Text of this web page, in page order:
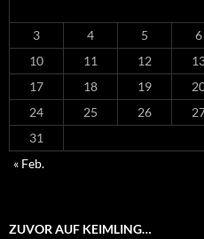
3
4 5 6
10
11 12
17
18 19
24
25 26
31
« Feb.
ZUVOR AUF KEIMLING…